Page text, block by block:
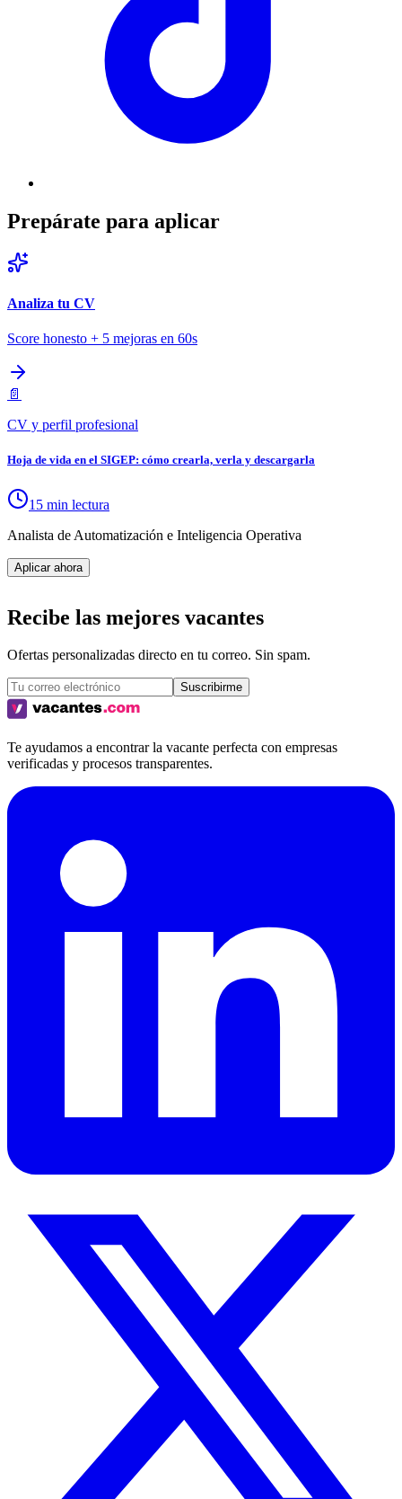
Prepárate para aplicar
Analiza tu CV
Score honesto + 5 mejoras en 60s
📄
CV y perfil profesional
Hoja de vida en el SIGEP: cómo crearla, verla y descargarla
15 min lectura
Analista de Automatización e Inteligencia Operativa
Aplicar ahora
Recibe las mejores vacantes
Ofertas personalizadas directo en tu correo. Sin spam.
Suscribirme
Te ayudamos a encontrar la vacante perfecta con empresas
verificadas y procesos transparentes.